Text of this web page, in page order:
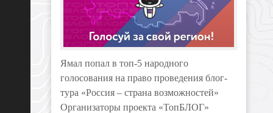
Ямал попал в топ-5 народного
голосования на право проведения блог-
тура «Россия – страна возможностей»
Организаторы проекта «ТопБЛОГ»